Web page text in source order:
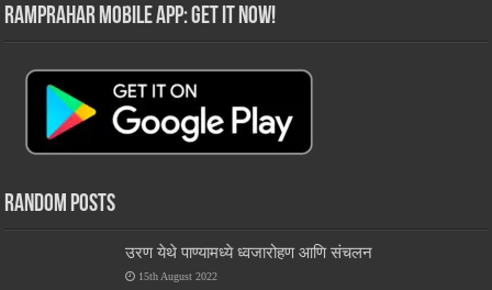
RamPrahar Mobile App: Get it Now!
Random Posts
उरण येथे पाण्यामध्ये ध्वजारोहण आणि संचलन
15th August 2022